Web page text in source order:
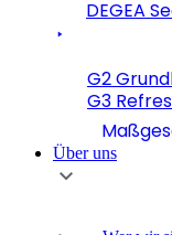
DEGEA
G2
G3
Über uns